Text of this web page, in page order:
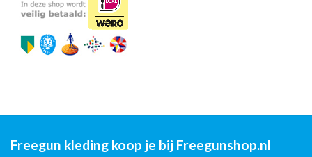
Freegun kleding koop je bij Freegunshop.nl